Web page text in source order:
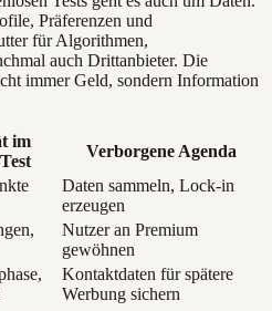
Präferenzen und
für Algorithmen,
auch Drittanbieter. Die
immer Geld, sondern Information
im
Verborgene Agenda
Daten sammeln, Lock-in
erzeugen
Nutzer an Premium
gewöhnen
Kontaktdaten für spätere
Werbung sichern